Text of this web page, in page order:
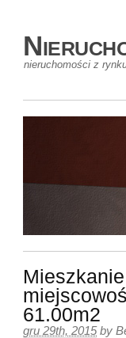
nieruchomości z
61.00m2
gru 29th, 2015 by